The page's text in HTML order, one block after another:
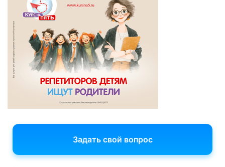
Задать свой вопрос